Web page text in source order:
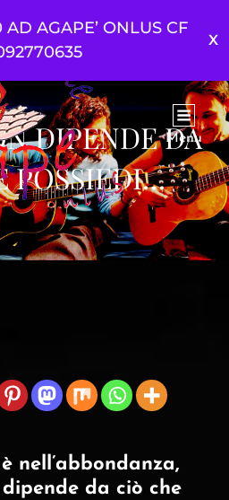
AGAPE’ ONLUS CF
Menu
DIPENDE DA
POSSIEDI…
nell’abbondanza,
da ciò che